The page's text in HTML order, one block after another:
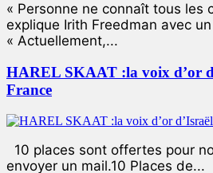
« Personne ne connaît tous les
explique Irith Freedman avec
« Actuellement,...
HAREL SKAAT :la voix d’or
France
10 places sont offertes pour
envoyer un mail.10 Places de...